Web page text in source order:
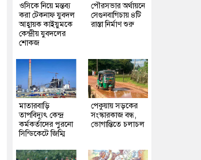
ওসিকে নিয়ে মন্তব্য
করা টেকনাফ যুবদল
আহ্বায়ক কাইয়ুমকে
কেন্দ্রীয় যুবদলের
শোকজ
পৌরসভার অর্থায়নে
সেগুনবাগিচায় ৪টি
রাস্তা নির্মাণ শুরু
মাতারবাড়ি
তাপবিদ্যুৎ কেন্দ্র
কর্মকর্তাদের পুরনো
সিন্ডিকেটে জিম্মি
পেকুয়ায় সড়কের
সংস্কারকাজ বন্ধ,
ভোগান্তিতে চলাচল